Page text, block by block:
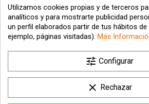
Utilizamos cookies propias y de terceros
analíticos y para mostrarte publicidad
un perfil elaborados partir de tus hábitos
ejemplo, páginas visitadas). Más
tune Configurar
clear Rechazar